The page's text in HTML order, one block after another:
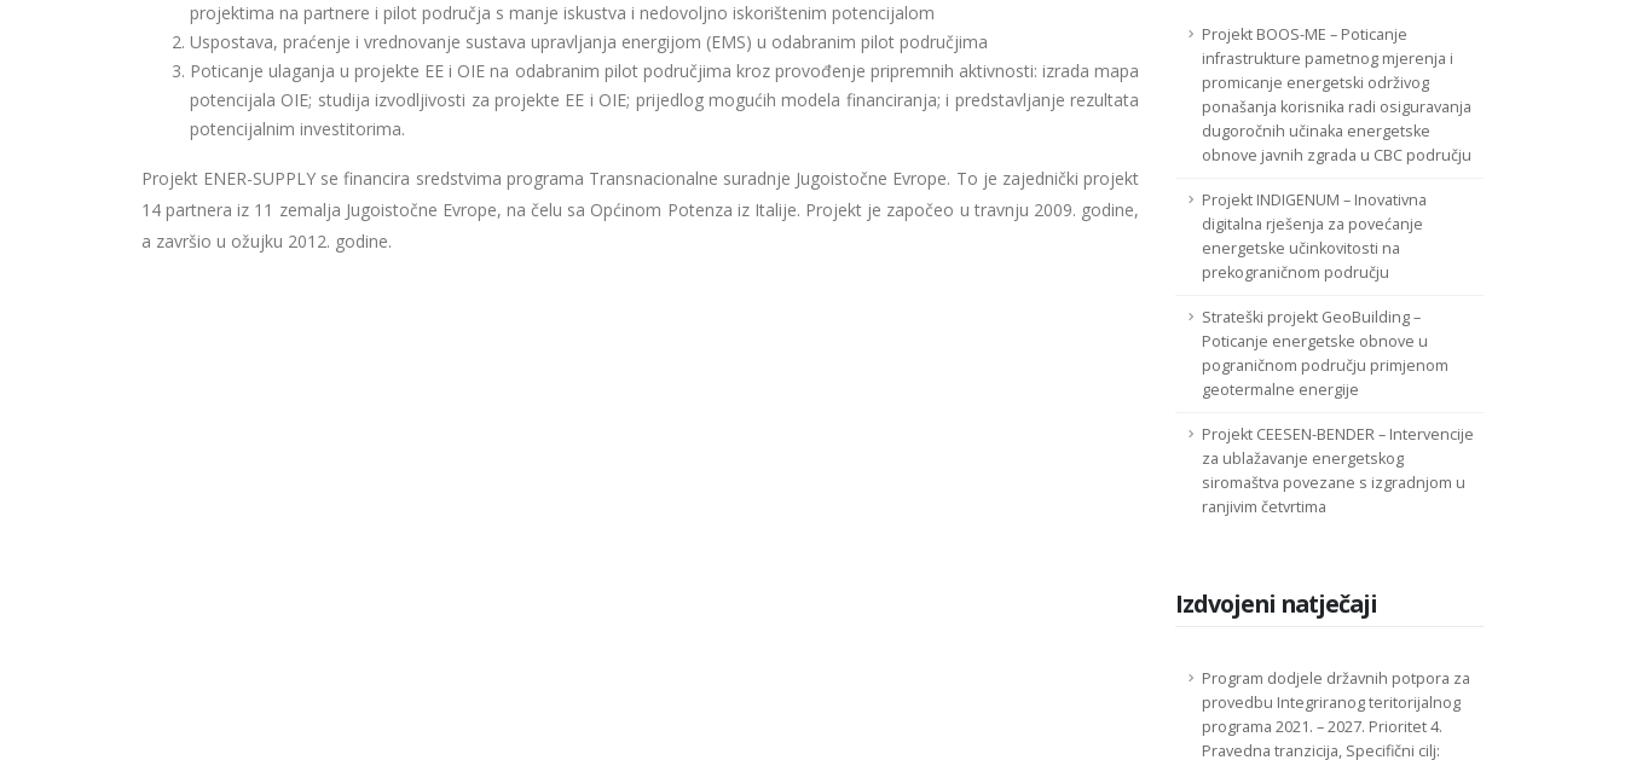
projektima na partnere i pilot područja s manje iskustva i nedovoljno iskorištenim potencijalom
Uspostava, praćenje i vrednovanje sustava upravljanja energijom (EMS) u odabranim pilot područjima
Poticanje ulaganja u projekte EE i OIE na odabranim pilot područjima kroz provođenje pripremnih aktivnosti: izrada mapa
potencijala OIE; studija izvodljivosti za projekte EE i OIE; prijedlog mogućih modela financiranja; i predstavljanje rezultata
potencijalnim investitorima.
Projekt ENER-SUPPLY se financira sredstvima programa Transnacionalne suradnje Jugoistočne Evrope. To je zajednički projekt
14 partnera iz 11 zemalja Jugoistočne Evrope, na čelu sa Općinom Potenza iz Italije. Projekt je započeo u travnju 2009. godine,
a završio u ožujku 2012. godine.
Projekt BOOS-ME – Poticanje
infrastrukture pametnog mjerenja i
promicanje energetski održivog
ponašanja korisnika radi osiguravanja
dugoročnih učinaka energetske
obnove javnih zgrada u CBC području
Projekt INDIGENUM – Inovativna
digitalna rješenja za povećanje
energetske učinkovitosti na
prekograničnom području
Strateški projekt GeoBuilding –
Poticanje energetske obnove u
pograničnom području primjenom
geotermalne energije
Projekt CEESEN-BENDER – Intervencije
za ublažavanje energetskog
siromaštva povezane s izgradnjom u
ranjivim četvrtima
Izdvojeni natječaji
Program dodjele državnih potpora za
provedbu Integriranog teritorijalnog
programa 2021. – 2027. Prioritet 4.
Pravedna tranzicija, Specifični cilj: